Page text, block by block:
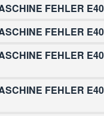
FEHLER
FEHLER
FEHLER E40
FEHLER E40